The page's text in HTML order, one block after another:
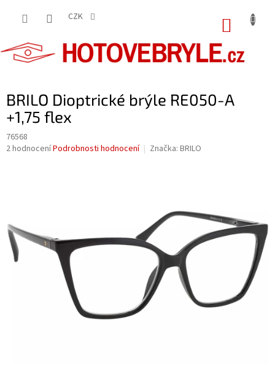
CZK
BRILO Dioptrické brýle RE050-A
+1,75 flex
76568
Průměrné
hvězdiček.
2 hodnoceníPodrobnosti hodnocení Značka: BRILO